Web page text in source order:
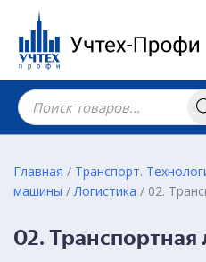
Главная / Транспорт.
машины /Логистика / 02.
02. Транспортная